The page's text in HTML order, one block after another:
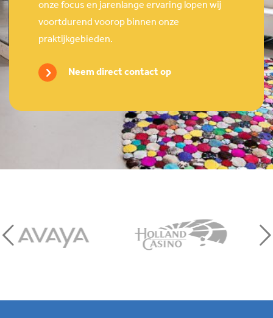
onze focus en jarenlange ervaring lopen wij
voortdurend voorop binnen onze
praktijkgebieden.
Neem direct contact op